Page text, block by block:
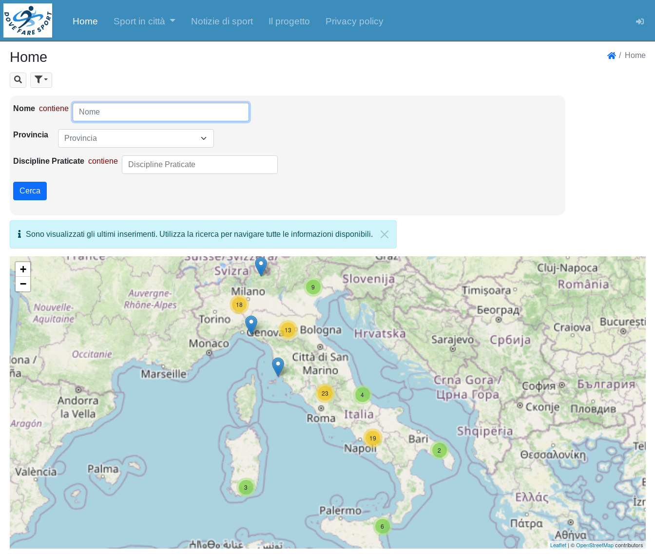
Home Sport in città Notizie di sport Il progetto Privacy policy
Home Home
CercaParametri di ricerca
Nome contiene
Provincia Provincia
Discipline Praticate contiene
Cerca
Sono visualizzati gli ultimi inserimenti. Utilizza la ricerca per navigare tutte le informazioni disponibili.
3
6
2
4
19
18
9
13
23
+
−
Leaflet| ©OpenStreetMapcontributors